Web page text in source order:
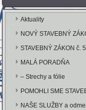
Aktuality
NOVÝ STAVEBNÝ
STAVEBNÝ ZÁKON č.
MALÁ PORADŇA
– Strechy a fólie
POMOHLI SME
NAŠE SLUŽBY a